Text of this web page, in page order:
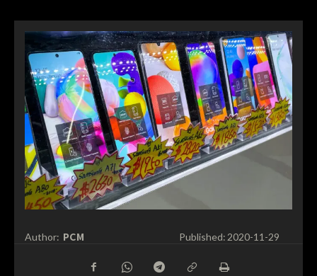
Author: PCM Published:2020-11-29